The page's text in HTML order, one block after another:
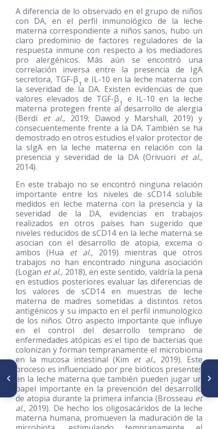
A diferencia de lo observado en el grupo de niños
con DA, en el perfil inmunológico de la leche
materna correspondiente a niños sanos, hubo un
claro predominio de factores reguladores de la
respuesta inmune con respecto a los mediadores
pro alergénicos. Más aún se encontró una
correlación inversa entre la presencia de IgA
secretora, TGF-β1 e IL-10 en la leche materna con
la severidad de la DA. Existen evidencias de que
valores elevados de TGF-β1
e IL-10 en la leche
materna protegen frente al desarrollo de alergia
(Berdi et al., 2019; Dawod y Marshall, 2019) y
consecuentemente frente a la DA. También se ha
demostrado en otros estudios el valor protector de
la sIgA en la leche materna en relación con la
presencia y severidad de la DA (Orivuori et al.,
2014).
En este trabajo no se encontró ninguna relación
importante entre los niveles de sCD14 soluble
medidos en leche materna con la presencia y la
severidad de la DA, evidencias en trabajos
realizados en otros países han sugerido que
niveles reducidos de sCD14 en la leche materna se
asocian con el desarrollo de atopia, excema o
ambos (Hua et al., 2019) mientras que otros
trabajos no han encontrado ninguna asociación
(Logan et al., 2018), en este sentido, valdría la pena
en estudios posteriores evaluar las diferencias de
los valores de sCD14 en muestras de leche
materna de madres sometidas a distintos retos
antigénicos y su impacto en el perfil inmunológico
de los niños. Otro aspecto importante que influye
en el control del desarrollo temprano de
enfermedades atópicas es el tipo de bacterias que
colonizan y forman tempranamente el microbioma
en la mucosa intestinal (Kim et al., 2019). Este
proceso es influenciado por pre bióticos presentes
en la leche materna que también pueden jugar un
papel importante en la prevención del desarrollo
de atopia durante la primera infancia (Brosseau et
al., 2019). De hecho los oligosacáridos de la leche
materna humana, promueven la maduración de la
ARTÍCULO ANTERIOR
Melinis minutiflora (Capim
Melao), una gramínea de
importancia alergénica en
Venezuela
SIGUIENTE ARTÍCULO
Factores determinantes de
tuberculosis entre los
indígenas Warao del Delta
Venezolano: genética e
inmunidad